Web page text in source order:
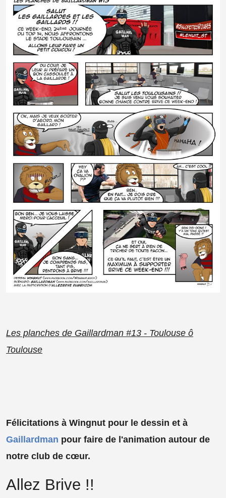
Les planches de Gaillardman #13 - Toulouse ô
Toulouse
Félicitations à Wingnut pour le dessin et à
Gaillardman pour faire de l'animation autour de
notre club de cœur.
Allez Brive !!